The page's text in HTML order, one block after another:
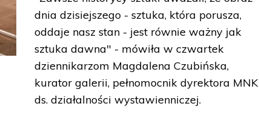
dnia dzisiejszego - sztuka, która porusza,
oddaje nasz stan - jest równie ważny jak
sztuka dawna" - mówiła w czwartek
dziennikarzom Magdalena Czubińska,
kurator galerii, pełnomocnik dyrektora MNK
ds. działalności wystawienniczej.